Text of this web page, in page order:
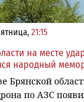
21:15
на месте
народный
Брянской
по АЗС